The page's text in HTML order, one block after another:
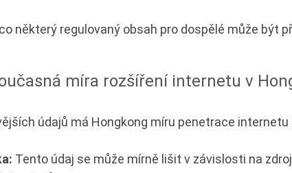
některý regulovaný obsah pro dospělé může být
míra rozšíření internetu v
údajů má Hongkong míru penetrace internetu
Tento údaj se může mírně lišit v závislosti na